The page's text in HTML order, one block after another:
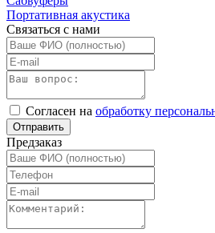
Портативная акустика
Связаться с нами
Согласен на обработку
Отправить
Предзаказ